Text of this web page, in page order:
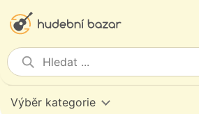
Výběr kategorie